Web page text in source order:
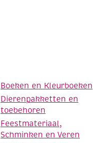
Boeken en Kleurboeken
Dierenpakketten en
toebehoren
Feestmateriaal,
Schminken en Veren